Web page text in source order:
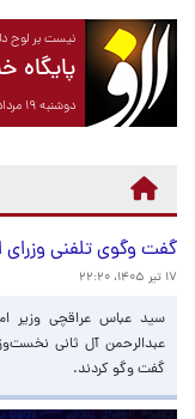
نیست بر لوح
پایگاه
دوشنبه ۱۹ مرداد ۱۴۰۵ برابر با ۱۰ آگوست ۲۰۲۶
گفت وگوی تلفنی وزرای
۱۷ تیر ۱۴۰۵، ۲۲:۲۰
سید عباس عراقچی وزیر
عبدالرحمن آل ثانی
گفت وگو کردند.